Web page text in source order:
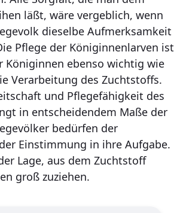
läßt, wäre vergeblich, wenn
dieselbe Aufmerksamkeit
Pflege der Königinnenlarven ist
Königinnen ebenso wichtig wie
Verarbeitung des Zuchtstoffs.
und Pflegefähigkeit des
in entscheidendem Maße der
bedürfen der
Einstimmung in ihre Aufgabe.
Lage, aus dem Zuchtstoff
groß zuziehen.